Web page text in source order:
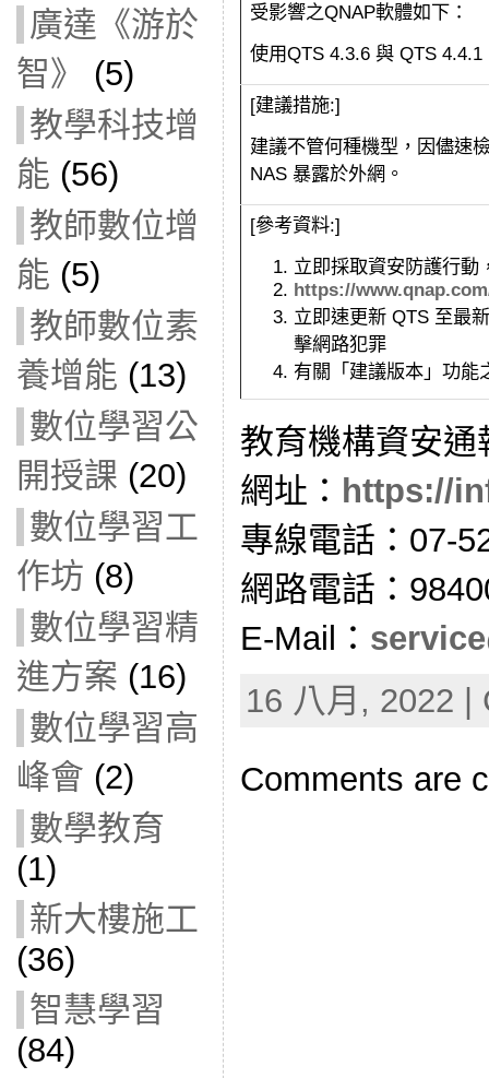
廣達《游於
智》
(5)
教學科技增
能 (56)
教師數位增
能 (5)
教師數位素
養增能 (13)
數位學習公
開授課 (20)
數位學習工
作坊 (8)
數位學習精
進方案 (16)
數位學習高
峰會 (2)
數學教育
(1)
新大樓施工
(36)
智慧學習
(84)
受影響之QNAP軟體如下：
使用QTS 4.3.6 與 QTS
[建議措施:]
建議不管何種機型，因儘速
NAS 暴露於外網。
[參考資料:]
立即採取資安防護行動
https://
立即速更新 QTS 至最
擊網路犯罪
有關「建議版本」功能
教育機構資安通
網址： https://
專線電話：07-
網路電話：
E-Mail：
16 八月, 2022
Comments are